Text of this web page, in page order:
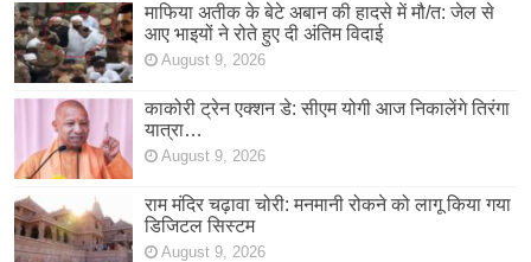
माफिया अतीक के बेटे अबान की हादसे में मौ/त: जेल से
आए भाइयों ने रोते हुए दी अंतिम विदाई
August 9, 2026
काकोरी ट्रेन एक्शन डे: सीएम योगी आज निकालेंगे तिरंगा
यात्रा…
August 9, 2026
राम मंदिर चढ़ावा चोरी: मनमानी रोकने को लागू किया गया
डिजिटल सिस्टम
August 9, 2026